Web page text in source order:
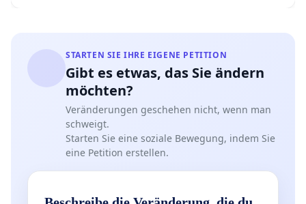
STARTEN SIE IHRE EIGENE PETITION
Gibt es etwas, das Sie ändern
möchten?
Veränderungen geschehen nicht, wenn man
schweigt.
Starten Sie eine soziale Bewegung, indem Sie
eine Petition erstellen.